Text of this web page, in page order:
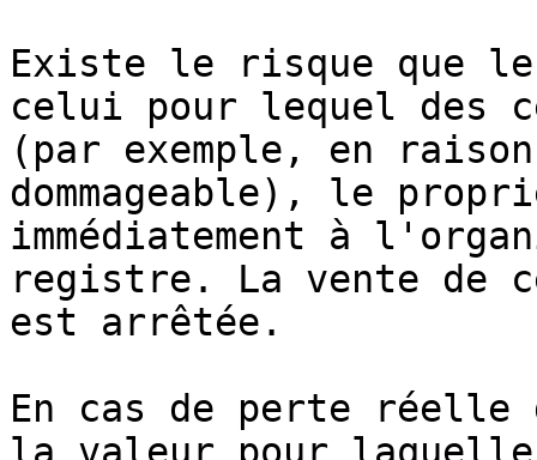
Existe le risque que le
celui pour lequel des
(par exemple, en
dommageable), le
immédiatement à
registre. La vente de
est arrêtée.
En cas de perte réelle